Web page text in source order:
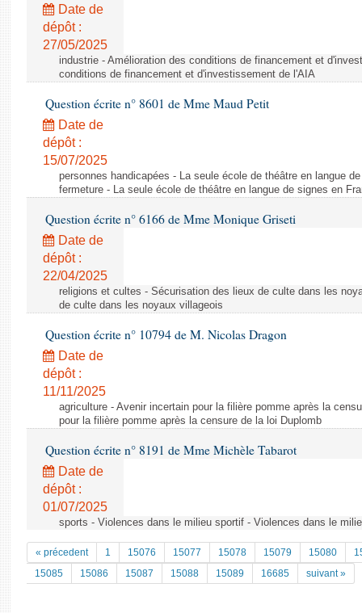
Date de
dépôt :
27/05/2025
industrie - Amélioration des conditions de financement et
conditions de financement et d'investissement de l'AIA
Question écrite n° 8601 de Mme Maud Petit
Date de
dépôt :
15/07/2025
personnes handicapées - La seule école de théâtre en langue
fermeture - La seule école de théâtre en langue de signes en
Question écrite n° 6166 de Mme Monique Griseti
Date de
dépôt :
22/04/2025
religions et cultes - Sécurisation des lieux de culte dans les
de culte dans les noyaux villageois
Question écrite n° 10794 de M. Nicolas Dragon
Date de
dépôt :
11/11/2025
agriculture - Avenir incertain pour la filière pomme après la
pour la filière pomme après la censure de la loi Duplomb
Question écrite n° 8191 de Mme Michèle Tabarot
Date de
dépôt :
01/07/2025
sports - Violences dans le milieu sportif - Violences dans le
« précedent 1 15076 15077 15078 15079 15080
15085
15086 15087 15088 15089 16685 suivant »